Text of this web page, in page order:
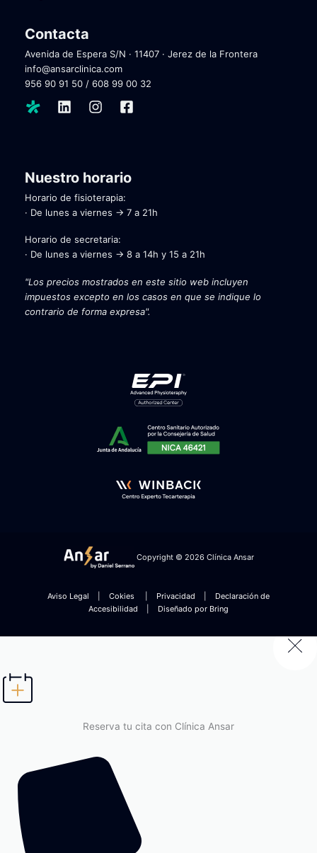
Contacta
Avenida de Espera S/N · 11407 · Jerez de la Frontera
info@ansarclinica.com
956 90 91 50 / 608 99 00 32
Nuestro horario
Horario de fisioterapia:
· De lunes a viernes → 7 a 21h
Horario de secretaria:
· De lunes a viernes → 8 a 14h y 15 a 21h
"Los precios mostrados en este sitio web incluyen
impuestos excepto en los casos en que se indique lo
contrario de forma expresa".
Copyright © 2026 Clínica Ansar
Aviso Legal Cokies Privacidad
Declaración de
Accesibilidad
Diseñado por Bring
Reserva tu cita con Clínica Ansar